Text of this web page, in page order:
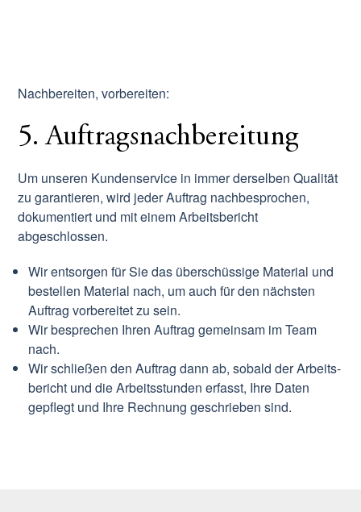
Nachbereiten, vorbereiten:
5. Auftragsnachbereitung
Um unseren Kundenservice in immer derselben Qualität
zu garantieren, wird jeder Auftrag nachbesprochen,
dokumentiert und mit einem Arbeitsbericht
abgeschlossen.
Wir entsorgen für Sie das überschüssige Material und
bestellen Material nach, um auch für den nächsten
Auftrag vorbereitet zu sein.
Wir besprechen Ihren Auftrag gemeinsam im Team
nach.
Wir schließen den Auftrag dann ab, sobald der Arbeits-
bericht und die Arbeitsstunden erfasst, Ihre Daten
gepflegt und Ihre Rechnung geschrieben sind.